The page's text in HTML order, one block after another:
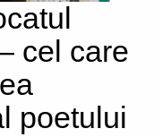
cel care
poetului